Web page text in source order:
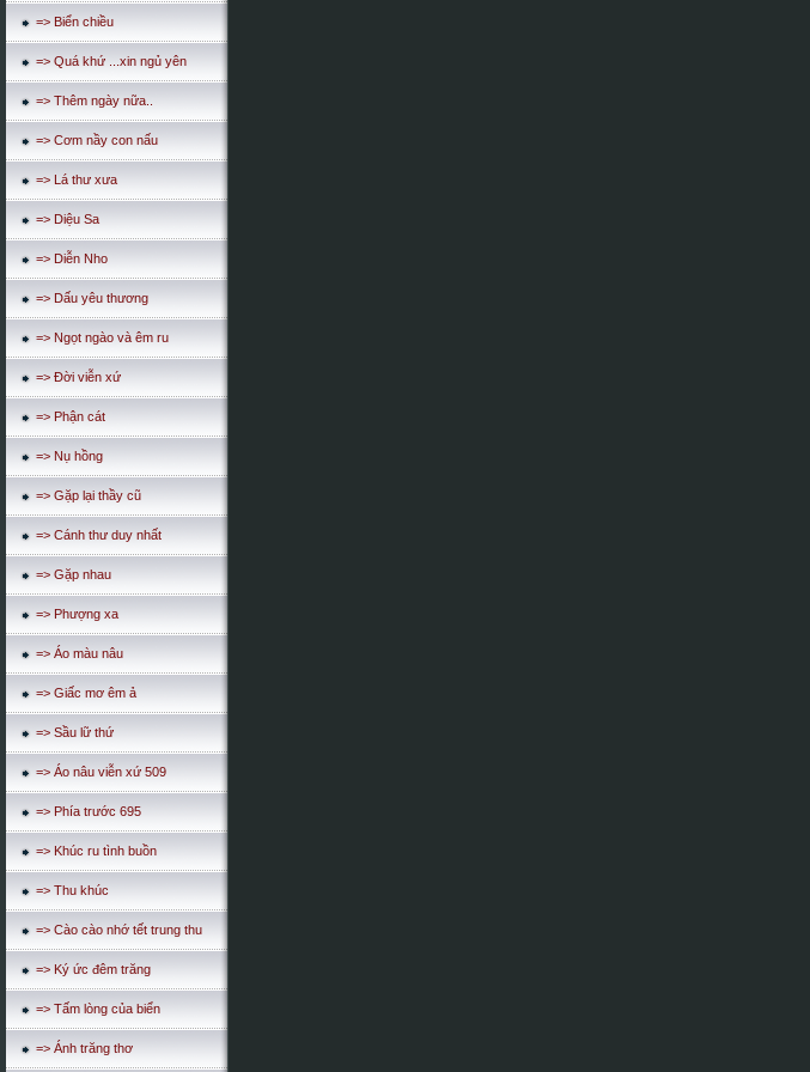
=> Biển chiều
=> Quá khứ ...xin ngủ yên
=> Thêm ngày nữa..
=> Cơm nầy con nấu
=> Lá thư xưa
=> Diệu Sa
=> Diễn Nho
=> Dấu yêu thương
=> Ngọt ngào và êm ru
=> Đời viễn xứ
=> Phận cát
=> Nụ hồng
=> Gặp lại thầy cũ
=> Cánh thư duy nhất
=> Gặp nhau
=> Phượng xa
=> Áo màu nâu
=> Giấc mơ êm ả
=> Sầu lữ thứ
=> Áo nâu viễn xứ 509
=> Phía trước 695
=> Khúc ru tình buồn
=> Thu khúc
=> Cào cào nhớ tết trung thu
=> Ký ức đêm trăng
=> Tấm lòng của biển
=> Ánh trăng thơ